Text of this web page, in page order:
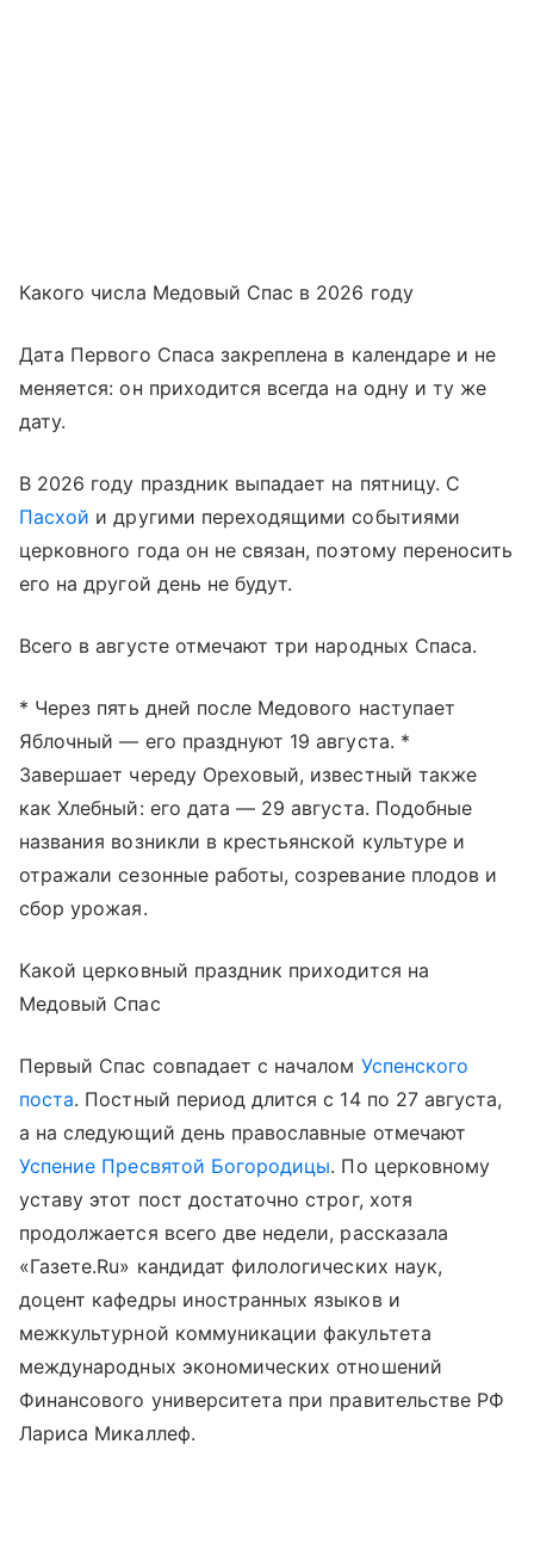
Какого числа Медовый Спас в 2026 году
Дата Первого Спаса закреплена в календаре и не
меняется: он приходится всегда на одну и ту же
дату.
В 2026 году праздник выпадает на пятницу. С
Пасхой и другими переходящими событиями
церковного года он не связан, поэтому переносить
его на другой день не будут.
Всего в августе отмечают три народных Спаса.
* Через пять дней после Медового наступает
Яблочный — его празднуют 19 августа. *
Завершает череду Ореховый, известный также
как Хлебный: его дата — 29 августа. Подобные
названия возникли в крестьянской культуре и
отражали сезонные работы, созревание плодов и
сбор урожая.
Какой церковный праздник приходится на
Медовый Спас
Первый Спас совпадает с началом Успенского
поста. Постный период длится с 14 по 27 августа,
а на следующий день православные отмечают
Успение Пресвятой Богородицы. По церковному
уставу этот пост достаточно строг, хотя
продолжается всего две недели, рассказала
«Газете.Ru» кандидат филологических наук,
доцент кафедры иностранных языков и
межкультурной коммуникации факультета
международных экономических отношений
Финансового университета при правительстве РФ
Лариса Микаллеф.